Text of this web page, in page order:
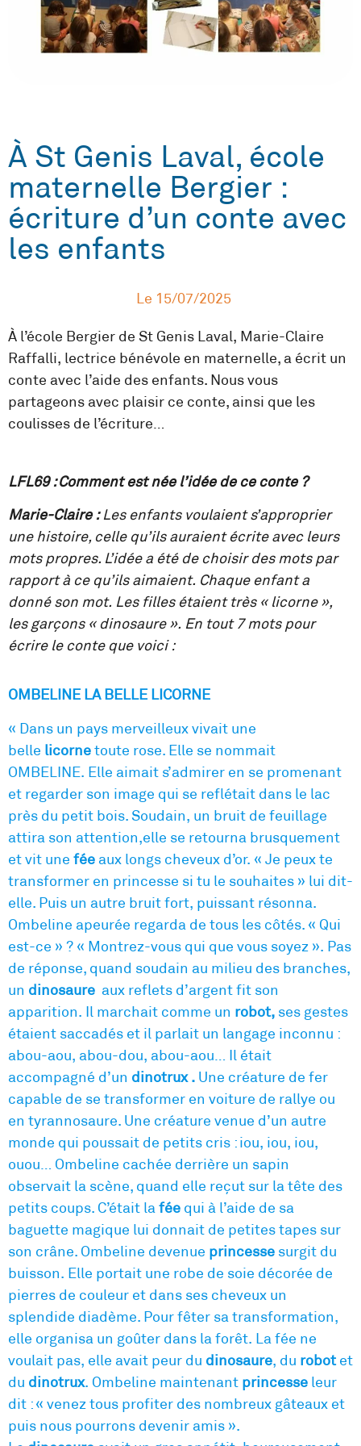
À St Genis Laval, école
maternelle Bergier :
écriture d’un conte avec
les enfants
Le 15/07/2025
À l’école Bergier de St Genis Laval, Marie-Claire
Raffalli, lectrice bénévole en maternelle, a écrit un
conte avec l’aide des enfants. Nous vous
partageons avec plaisir ce conte, ainsi que les
coulisses de l’écriture…
LFL69 : Comment est née l’idée de ce conte ?
Marie-Claire : Les enfants voulaient s’approprier
une histoire, celle qu’ils auraient écrite avec leurs
mots propres. L’idée a été de choisir des mots par
rapport à ce qu’ils aimaient. Chaque enfant a
donné son mot. Les filles étaient très « licorne »,
les garçons « dinosaure ». En tout 7 mots pour
écrire le conte que voici :
OMBELINE LA BELLE LICORNE
« Dans un pays merveilleux vivait une
belle licornetoute rose. Elle se nommait
OMBELINE. Elle aimait s’admirer en se promenant
et regarder son image qui se reflétait dans le lac
près du petit bois. Soudain, un bruit de feuillage
attira son attention,elle se retourna brusquement
et vit une fée aux longs cheveux d’or. « Je peux te
transformer en princesse si tu le souhaites » lui dit-
elle. Puis un autre bruit fort, puissant résonna.
Ombeline apeurée regarda de tous les côtés. « Qui
est-ce » ? « Montrez-vous qui que vous soyez ». Pas
de réponse, quand soudain au milieu des branches,
un dinosaure aux reflets d’argent fit son
apparition. Il marchait comme un robot, ses gestes
étaient saccadés et il parlait un langage inconnu :
abou-aou, abou-dou, abou-aou… Il était
accompagné d’un dinotrux . Une créature de fer
capable de se transformer en voiture de rallye ou
en tyrannosaure. Une créature venue d’un autre
monde qui poussait de petits cris : iou, iou, iou,
ouou… Ombeline cachée derrière un sapin
observait la scène, quand elle reçut sur la tête des
petits coups. C’était lafée qui à l’aide de sa
baguette magique lui donnait de petites tapes sur
son crâne. Ombeline devenue princesse surgit du
buisson. Elle portait une robe de soie décorée de
pierres de couleur et dans ses cheveux un
splendide diadème. Pour fêter sa transformation,
elle organisa un goûter dans la forêt. La fée ne
voulait pas, elle avait peur du dinosaure, du robotet
du dinotrux. Ombeline maintenant princesse leur
dit : « venez tous profiter des nombreux gâteaux et
puis nous pourrons devenir amis ».